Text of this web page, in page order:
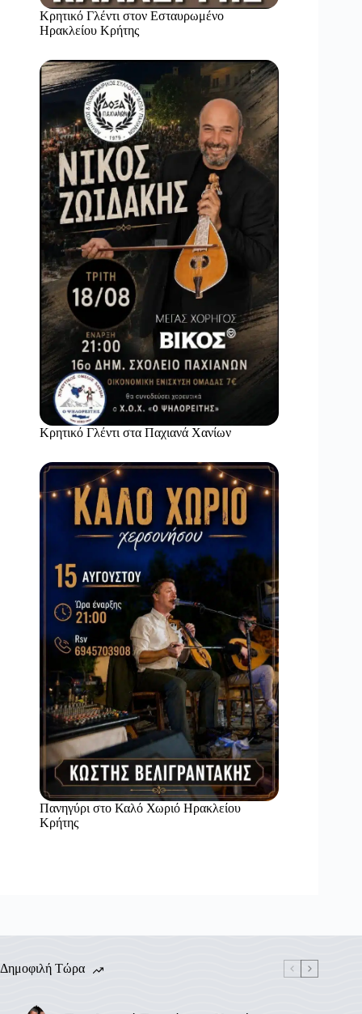
Κρητικό Γλέντι στον Εσταυρωμένο
Ηρακλείου Κρήτης
Κρητικό Γλέντι στα Παχιανά Χανίων
Πανηγύρι στο Καλό Χωριό Ηρακλείου
Κρήτης
Δημοφιλή Τώρα